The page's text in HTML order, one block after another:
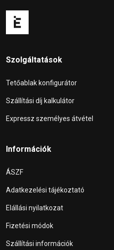
Szolgáltatások
Tetőablak konfigurátor
Szállítási díj kalkulátor
Expressz személyes átvétel
Információk
ÁSZF
Adatkezelési tájékoztató
Elállási nyilatkozat
Fizetési módok
Szállítási információk